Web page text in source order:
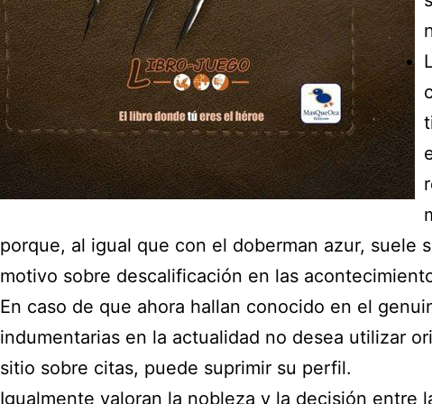
porque, al igual que con el doberman azur, suele
motivo sobre descalificación en las
En caso de que ahora hallan conocido en el
indumentarias en la actualidad no desea utilizar
sitio sobre citas, puede suprimir su perfil.
Igualmente valoran la nobleza y la decisión entre